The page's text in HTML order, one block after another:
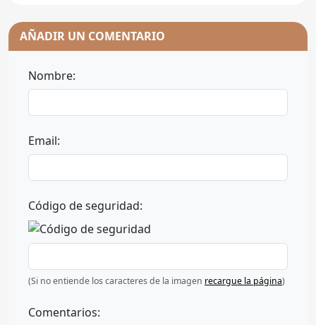
AÑADIR UN COMENTARIO
Nombre:
Email:
Código de seguridad:
(Si no entiende los caracteres de la imagen recargue la página)
Comentarios: